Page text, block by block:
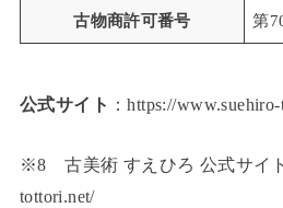
古物商許可番号 第
公式サイト ：https://
※8 古美術 すえひろ 公式サイ
tottori.net/